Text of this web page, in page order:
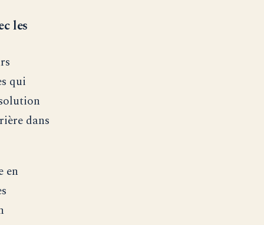
les
qui
dans
en